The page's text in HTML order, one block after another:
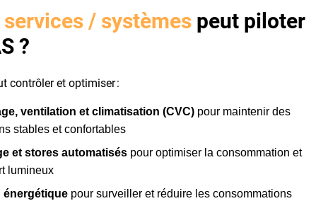
services / systèmes peut piloter
?
contrôler et optimiser :
ventilation et climatisation (CVC) pour maintenir des
stables et confortables
et stores automatisés pour optimiser la consommation et
lumineux
énergétique pour surveiller et réduire les consommations